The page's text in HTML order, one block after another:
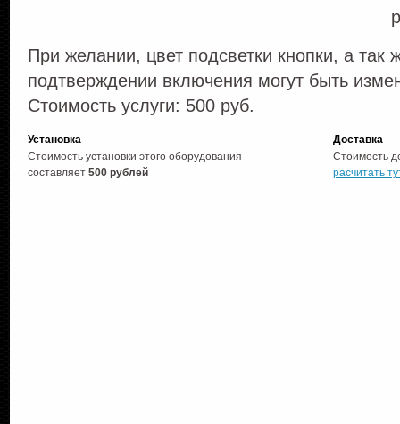
При желании, цвет подсветки кнопки, а так
подтверждении включения могут быть
Стоимость услуги: 500 руб.
Установка
Доставка
Стоимость установки этого оборудования
составляет 500 рублей
Стоимость
расчитать